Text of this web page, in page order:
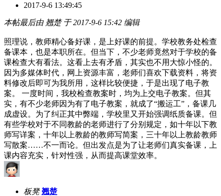
2017-9-6 13:49:45
本帖最后由 翘楚 于 2017-9-6 15:42 编辑
照理说，教师精心备好课，是上好课的前提。学校教务处检查
备课本，也是本职所在。但当下，不少老师竟然对于学校的备
课检查大有看法。这看上去有矛盾，其实也不用大惊小怪的。
因为多媒体时代，网上资源丰富，老师们喜欢下载资料，将资
料修改后即可为我所用，这样比较便捷，于是出现了电子教
案。 一度时间，我校检查教案时，均为上交电子教案。但其
实，有不少老师因为有了电子教案，就成了“搬运工”，备课几
成虚设。为了纠正其中弊端，学校里又开始强调纸质备课。但
有些学校对于不同教龄的老师进行了分别规定，如十年以下教
师写详案，十年以上教龄的教师写简案，三十年以上教龄教师
写散案……不一而论。但出发点是为了让老师们真实备课，上
课内容充实，针对性强，从而提高课堂效率。
板凳 翘楚